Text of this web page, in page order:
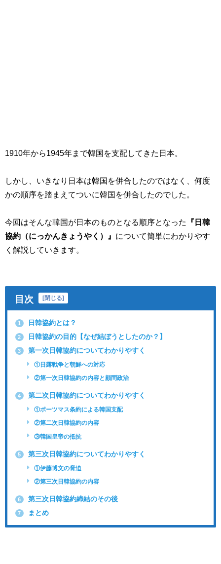
1910年から1945年まで韓国を支配してきた日本。
しかし、いきなり日本は韓国を併合したのではなく、何度
かの順序を踏まえてついに韓国を併合したのでした。
今回はそんな韓国が日本のものとなる順序となった
『日韓
協約（にっかんきょうやく）』 について簡単にわかりやす
く解説していきます。
目次 閉じる
1 日韓協約とは？
2 日韓協約の目的【なぜ結ぼうとしたのか？】
3 第一次日韓協約についてわかりやすく
①日露戦争と朝鮮への対応
②第一次日韓協約の内容と顧問政治
4 第二次日韓協約についてわかりやすく
①ポーツマス条約による韓国支配
②第二次日韓協約の内容
③韓国皇帝の抵抗
5 第三次日韓協約についてわかりやすく
①伊藤博文の脅迫
②第三次日韓協約の内容
6 第三次日韓協約締結のその後
7 まとめ